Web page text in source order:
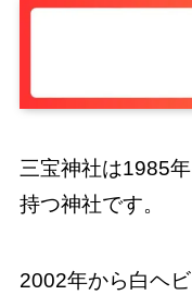
三宝神社は1985
持つ神社です。
2002年から白ヘ